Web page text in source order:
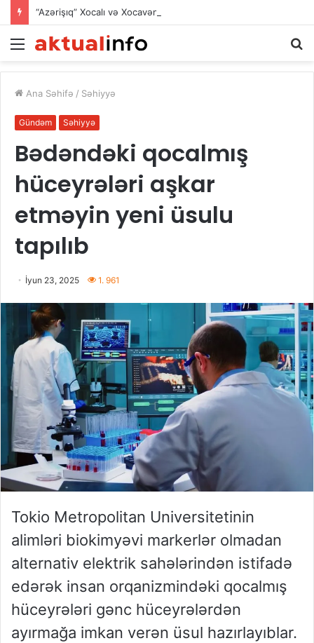
Menu
Ana Səhifə / Səhiyyə
Gündəm Səhiyyə
Bədəndəki qocalmış
hüceyrələri aşkar
etməyin yeni üsulu
tapılıb
İyun 23, 2025 1. 961
Tokio Metropolitan Universitetinin
alimləri biokimyəvi markerlər olmadan
alternativ elektrik sahələrindən istifadə
edərək insan orqanizmindəki qocalmış
hüceyrələri gənc hüceyrələrdən
ayırmağa imkan verən üsul hazırlayıblar.